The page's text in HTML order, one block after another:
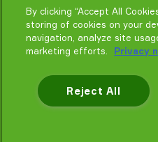
Verhaltenskodex
Neuheiten
Karrieren
Kontakt
Partner Netzwerk
Auswahlhilfe
By clicking “Accept All
storing of cookies on your
navigation, analyze site
marketing efforts.
Privacy
Reject All